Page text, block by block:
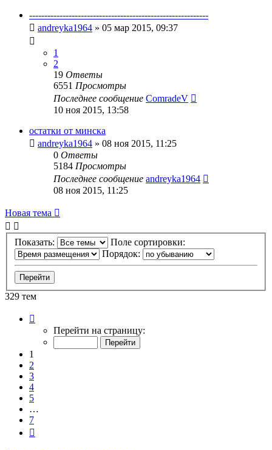
-----------------------------------------------------------
andreyka1964 » 05 мар 2015, 09:37
1
2
19 Ответы
6551 Просмотры
Последнее сообщение ComradeV
10 ноя 2015, 13:58
остатки от минска
andreyka1964 » 08 ноя 2015, 11:25
0 Ответы
5184 Просмотры
Последнее сообщение andreyka1964
08 ноя 2015, 11:25
Новая тема
Показать:
Поле сортировки:
Порядок:
329 тем
Перейти на страницу:
1
2
3
4
5
…
7